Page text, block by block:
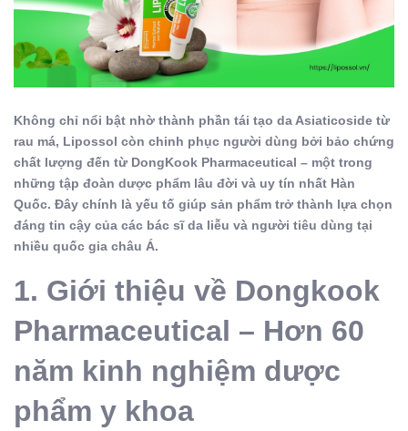
Không chỉ nổi bật nhờ thành phần tái tạo da Asiaticoside từ
rau má, Lipossol còn chinh phục người dùng bởi bảo chứng
chất lượng đến từ DongKook Pharmaceutical – một trong
những tập đoàn dược phẩm lâu đời và uy tín nhất Hàn
Quốc. Đây chính là yếu tố giúp sản phẩm trở thành lựa chọn
đáng tin cậy của các bác sĩ da liễu và người tiêu dùng tại
nhiều quốc gia châu Á.
1. Giới thiệu về Dongkook
Pharmaceutical – Hơn 60
năm kinh nghiệm dược
phẩm y khoa